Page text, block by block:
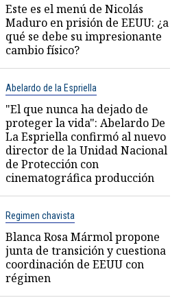
Este es el menú de Nicolás
Maduro en prisión de EEUU: ¿a
qué se debe su impresionante
cambio físico?
Abelardo de la Espriella
"El que nunca ha dejado de
proteger la vida": Abelardo De
La Espriella confirmó al nuevo
director de la Unidad Nacional
de Protección con
cinematográfica producción
Regimen chavista
Blanca Rosa Mármol propone
junta de transición y cuestiona
coordinación de EEUU con
régimen